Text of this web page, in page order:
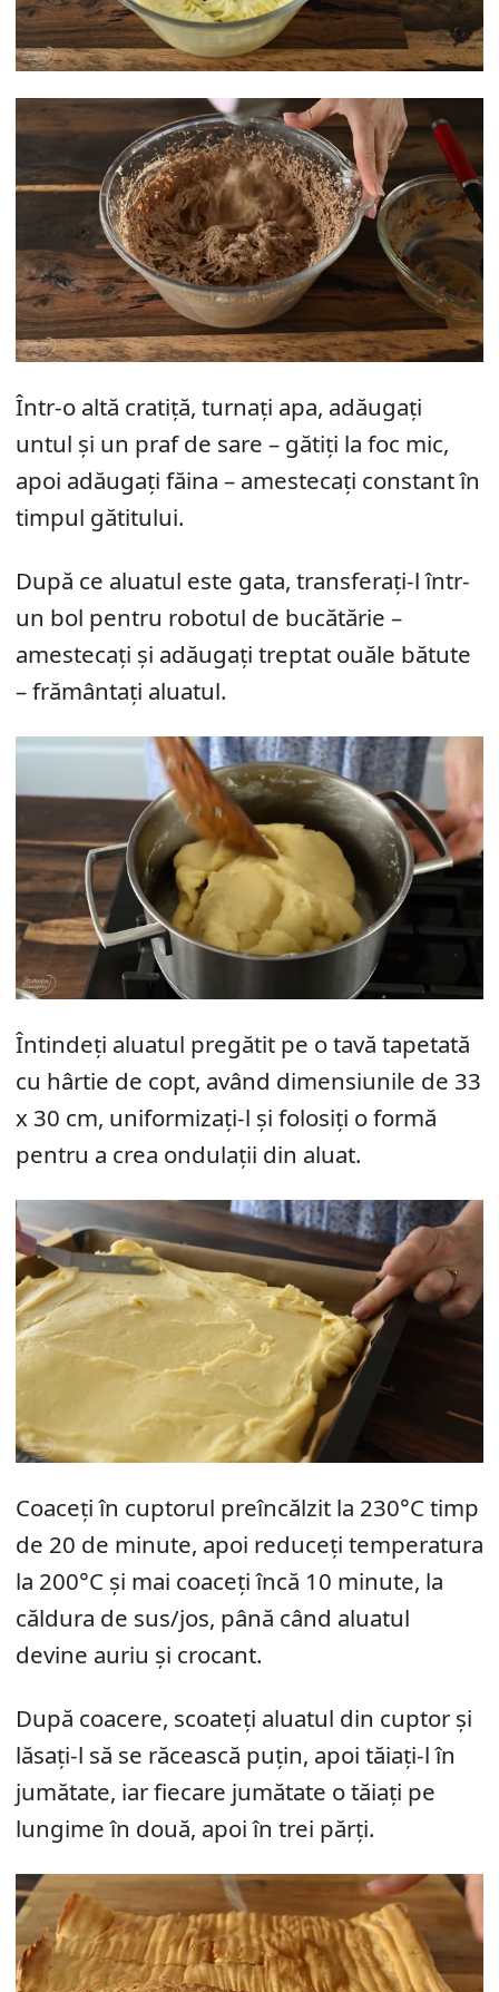
Într-o altă cratiță, turnați apa, adăugați
untul și un praf de sare – gătiți la foc mic,
apoi adăugați făina – amestecați constant în
timpul gătitului.
După ce aluatul este gata, transferați-l într-
un bol pentru robotul de bucătărie –
amestecați și adăugați treptat ouăle bătute
– frământați aluatul.
Întindeți aluatul pregătit pe o tavă tapetată
cu hârtie de copt, având dimensiunile de 33
x 30 cm, uniformizați-l și folosiți o formă
pentru a crea ondulații din aluat.
Coaceți în cuptorul preîncălzit la 230°C timp
de 20 de minute, apoi reduceți temperatura
la 200°C și mai coaceți încă 10 minute, la
căldura de sus/jos, până când aluatul
devine auriu și crocant.
După coacere, scoateți aluatul din cuptor și
lăsați-l să se răcească puțin, apoi tăiați-l în
jumătate, iar fiecare jumătate o tăiați pe
lungime în două, apoi în trei părți.